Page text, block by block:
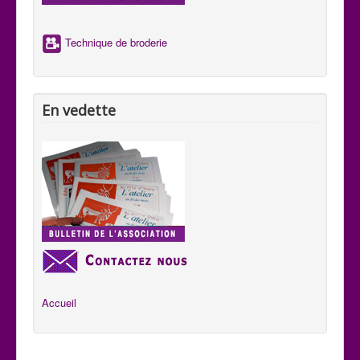
aux habitants de se comprendre aux quatre coins du pays.
Technique de broderie
En vedette
Accueil